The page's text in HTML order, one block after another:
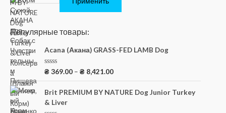
Популярные товары:
Acana (Акана) GRASS-FED LAMB Dog
О
н
к
а
0
₴ 369.00 –₴ 8,421.00
Brit PREMIUM BY NATURE Dog Junior Turkey
& Liver